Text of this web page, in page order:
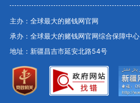
主办：全球最大的赌钱网官网
承办：全球最大的赌钱网官网综合保障中心
地址：新疆昌吉市延安北路54号